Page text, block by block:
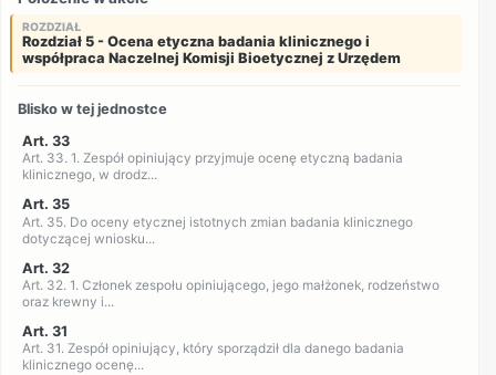
ROZDZIAŁ
Rozdział 5 - Ocena etyczna badania klinicznego i
współpraca Naczelnej Komisji Bioetycznej z Urzędem
Blisko w tej jednostce
Art. 33
Art. 33. 1. Zespół opiniujący przyjmuje ocenę etyczną badania
klinicznego, w drodz...
Art. 35
Art. 35. Do oceny etycznej istotnych zmian badania klinicznego
dotyczącej wniosku...
Art. 32
Art. 32. 1. Członek zespołu opiniującego, jego małżonek, rodzeństwo
oraz krewny i...
Art. 31
Art. 31. Zespół opiniujący, który sporządził dla danego badania
klinicznego ocenę...